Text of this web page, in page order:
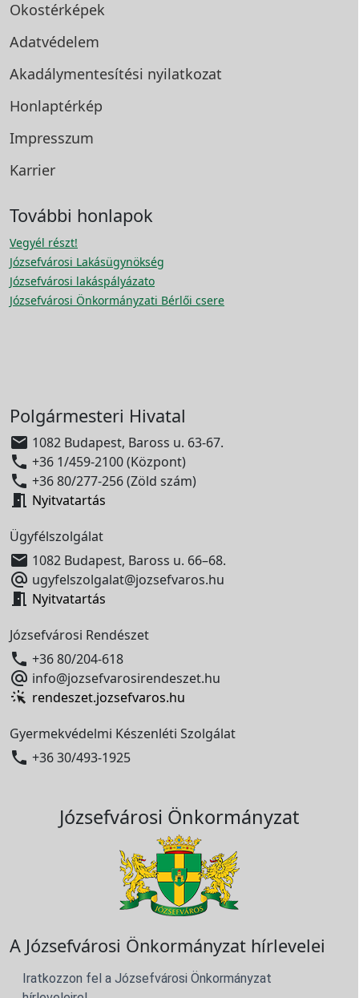
Okostérképek
Adatvédelem
Akadálymentesítési nyilatkozat
Honlaptérkép
Impresszum
Karrier
További honlapok
Vegyél részt!
Józsefvárosi Lakásügynökség
Józsefvárosi lakáspályázato
Józsefvárosi Önkormányzati Bérlői csere
Polgármesteri Hivatal
 1082 Budapest, Baross u. 63-67.
 +36 1/459-2100 (Központ)
 +36 80/277-256 (Zöld szám)
 Nyitvatartás
Ügyfélszolgálat
 1082 Budapest, Baross u. 66–68.
 ugyfelszolgalat@jozsefvaros.hu
 Nyitvatartás
Józsefvárosi Rendészet
 +36 80/204-618
 info@jozsefvarosirendeszet.hu
rendeszet.jozsefvaros.hu
Gyermekvédelmi Készenléti Szolgálat
 +36 30/493-1925
Józsefvárosi Önkormányzat
A Józsefvárosi Önkormányzat hírlevelei
Iratkozzon fel a Józsefvárosi Önkormányzat